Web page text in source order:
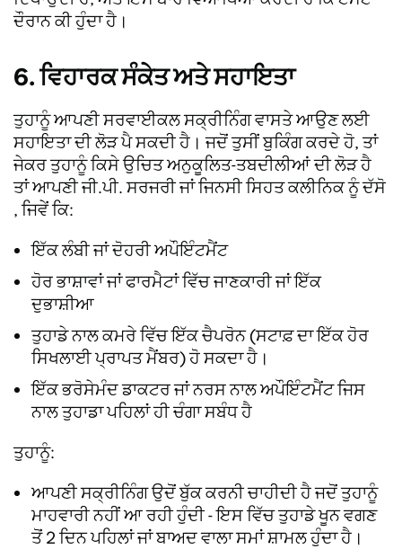
ਦੌਰਾਨ ਕੀ ਹੁੰਦਾ ਹੈ।
6. ਵਿਹਾਰਕ ਸੰਕੇਤ ਅਤੇ ਸਹਾਇਤਾ
ਤੁਹਾਨੂੰ ਆਪਣੀ ਸਰਵਾਈਕਲ ਸਕ੍ਰੀਨਿੰਗ ਵਾਸਤੇ ਆਉਣ ਲਈ
ਸਹਾਇਤਾ ਦੀ ਲੋੜ ਪੈ ਸਕਦੀ ਹੈ। ਜਦੋਂ ਤੁਸੀਂ ਬੁਕਿੰਗ ਕਰਦੇ ਹੋ, ਤਾਂ
ਜੇਕਰ ਤੁਹਾਨੂੰ ਕਿਸੇ ਉਚਿਤ ਅਨੁਕੂਲਿਤ-ਤਬਦੀਲੀਆਂ ਦੀ ਲੋੜ ਹੈ
ਤਾਂ ਆਪਣੀ ਜੀ.ਪੀ. ਸਰਜਰੀ ਜਾਂ ਜਿਨਸੀ ਸਿਹਤ ਕਲੀਨਿਕ ਨੂੰ ਦੱਸੋ
, ਜਿਵੇਂ ਕਿ:
ਇੱਕ ਲੰਬੀ ਜਾਂ ਦੋਹਰੀ ਅਪੌਇੰਟਮੈਂਟ
ਹੋਰ ਭਾਸ਼ਾਵਾਂ ਜਾਂ ਫਾਰਮੈਟਾਂ ਵਿੱਚ ਜਾਣਕਾਰੀ ਜਾਂ ਇੱਕ
ਦੁਭਾਸ਼ੀਆ
ਤੁਹਾਡੇ ਨਾਲ ਕਮਰੇ ਵਿੱਚ ਇੱਕ ਚੈਪਰੋਨ (ਸਟਾਫ਼ ਦਾ ਇੱਕ ਹੋਰ
ਸਿਖਲਾਈ ਪ੍ਰਾਪਤ ਮੈਂਬਰ) ਹੋ ਸਕਦਾ ਹੈ।
ਇੱਕ ਭਰੋਸੇਮੰਦ ਡਾਕਟਰ ਜਾਂ ਨਰਸ ਨਾਲ ਅਪੌਇੰਟਮੈਂਟ ਜਿਸ
ਨਾਲ ਤੁਹਾਡਾ ਪਹਿਲਾਂ ਹੀ ਚੰਗਾ ਸਬੰਧ ਹੈ
ਤੁਹਾਨੂੰ:
ਆਪਣੀ ਸਕ੍ਰੀਨਿੰਗ ਉਦੋਂ ਬੁੱਕ ਕਰਨੀ ਚਾਹੀਦੀ ਹੈ ਜਦੋਂ ਤੁਹਾਨੂੰ
ਮਾਹਵਾਰੀ ਨਹੀਂ ਆ ਰਹੀ ਹੁੰਦੀ - ਇਸ ਵਿੱਚ ਤੁਹਾਡੇ ਖੂਨ ਵਗਣ
ਤੋਂ 2 ਦਿਨ ਪਹਿਲਾਂ ਜਾਂ ਬਾਅਦ ਵਾਲਾ ਸਮਾਂ ਸ਼ਾਮਲ ਹੁੰਦਾ ਹੈ।